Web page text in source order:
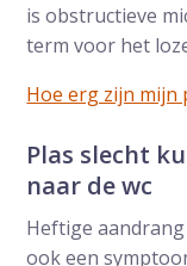
is obstructieve
term voor het
Hoe erg zijn mijn
Plas slecht
naar de wc
Heftige aandrang
ook een